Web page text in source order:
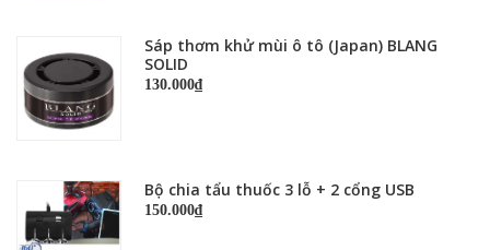
Sáp thơm khử mùi ô tô (Japan) BLANG
SOLID
130.000₫
Bộ chia tẩu thuốc 3 lỗ + 2 cổng USB
150.000₫